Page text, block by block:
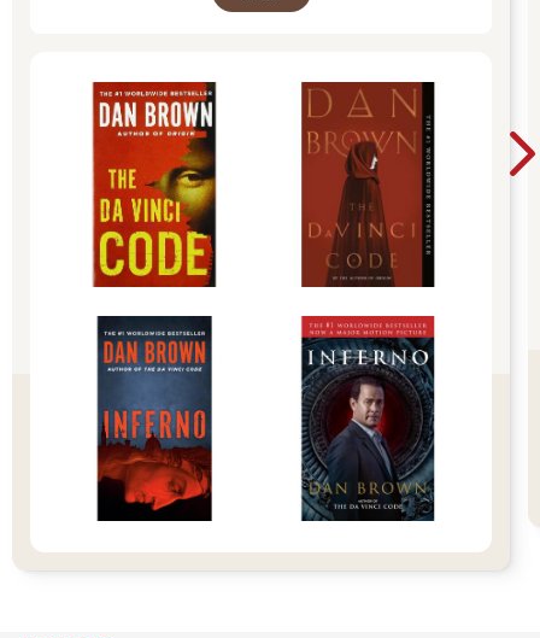
幾乎每天都要上課兼課輔到傍晚四、五點。中低年級的我則中午
我為什麼會寫這麼慢，我也不知道。而我的字跡有變漂亮嗎？
嗯，這就是為什麼，我會在那堂師培課上全程微笑。
因為我不守秩序，所以罰我抄課文，這個邏輯大概只比用頭痛藥
去醫治肚子痛好一點點。最悲傷的是：我的頭還是繼續痛。
討厭寫字的我，最討厭的學習活動自然是「寫作文」了。別看我
現在彷彿語文教育改革鬥士，到處批評作文教學哪裡不合乎寫作
原理、哪裡是無效訓練，小學時的我可沒有這麼高層次的困擾，
我討厭的只有「寫字」本身而已。而作文偏偏都是字。所以直到
人物：我和母親
時間：某天下午
母親：「你可以寫『我們這次校外教學去了九族文化村，學到很
多新知識』。」
我縮寫：「校外教學去九族，學到很多。」
我問：「那下一句呢？」
母親沉吟：「你可以寫『我們看了很多表演，認識了很多原住民
文化』。」
我再縮寫：「我們看表演了解原住民文化。」